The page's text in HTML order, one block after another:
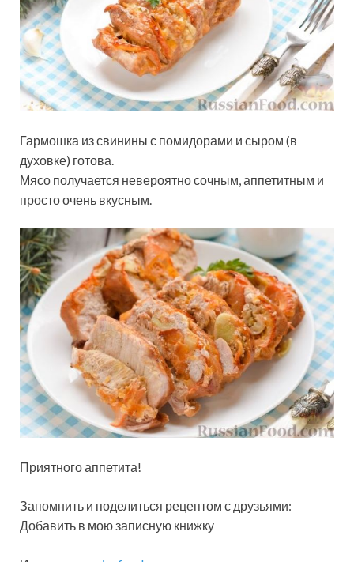
Гармошка из свинины с помидорами и сыром (в
духовке) готова.
Мясо получается невероятно сочным, аппетитным и
просто очень вкусным.
Приятного аппетита!
Запомнить и поделиться рецептом с друзьями:
Добавить в мою записную книжку